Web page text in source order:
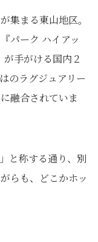
集まる東山地区。
パーク ハイアッ
が手がける国内２
のラグジュアリー
融合されていま
と称する通り、別
らも、どこかホッ